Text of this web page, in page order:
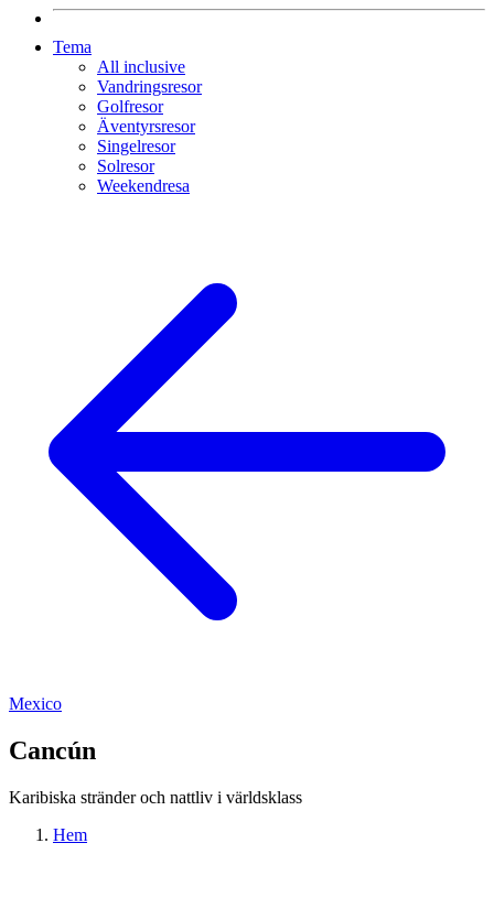
Tema
All inclusive
Vandringsresor
Golfresor
Äventyrsresor
Singelresor
Solresor
Weekendresa
Mexico
Cancún
Karibiska stränder och nattliv i världsklass
Hem